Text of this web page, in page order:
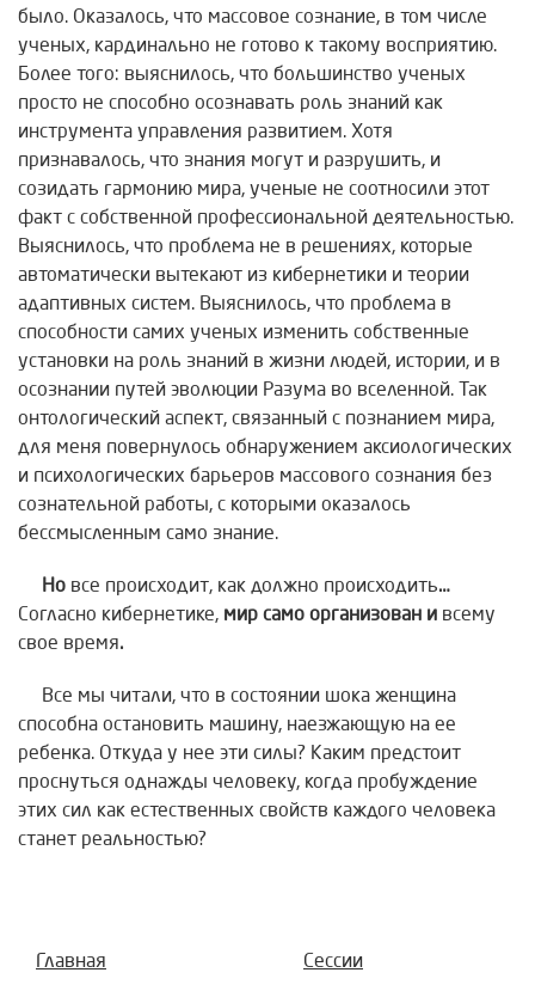
было. Оказалось, что массовое сознание, в том числе
ученых, кардинально не готово к такому восприятию.
Более того: выяснилось, что большинство ученых
просто не способно осознавать роль знаний как
инструмента управления развитием. Хотя
признавалось, что знания могут и разрушить, и
созидать гармонию мира, ученые не соотносили этот
факт с собственной профессиональной деятельностью.
Выяснилось, что проблема не в решениях, которые
автоматически вытекают из кибернетики и теории
адаптивных систем. Выяснилось, что проблема в
способности самих ученых изменить собственные
установки на роль знаний в жизни людей, истории, и в
осознании путей эволюции Разума во вселенной. Так
онтологический аспект, связанный с познанием мира,
для меня повернулось обнаружением аксиологических
и психологических барьеров массового сознания без
сознательной работы, с которыми оказалось
бессмысленным само знание.
Но все происходит, как должно происходить…
Согласно кибернетике, мир само организован и всему
свое время.
Все мы читали, что в состоянии шока женщина
способна остановить машину, наезжающую на ее
ребенка. Откуда у нее эти силы? Каким предстоит
проснуться однажды человеку, когда пробуждение
этих сил как естественных свойств каждого человека
станет реальностью?
Главная
Сессии